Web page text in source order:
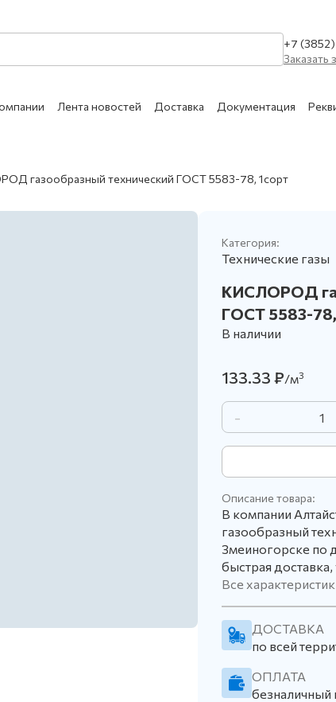
+7
Заказать
СМЕСИ
КАТАЛОГ УСЛУГ
Ремонт и
Обслуживание
Лента новостей Доставка Документация
газообразный технический ГОСТ 5583-78, 1сорт
Категория:
Технические газы
КИСЛОРОД
ГОСТ 5583-
В наличии
133.33 ₽/м3
-
Описание товара:
В компании
газообразный
Змеиногорске по
быстрая
Все
ДОСТАВКА
по всей
ОПЛАТА
безналичный